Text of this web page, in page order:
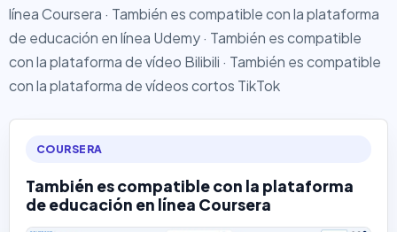
línea Coursera · También es compatible con la plataforma
de educación en línea Udemy · También es compatible
con la plataforma de vídeo Bilibili · También es compatible
con la plataforma de vídeos cortos TikTok
COURSERA
También es compatible con la plataforma
de educación en línea Coursera